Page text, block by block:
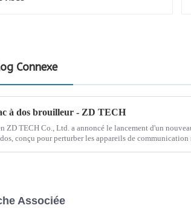
Connexe
à dos brouilleur - ZD TECH
ZD TECH Co., Ltd. a annoncé le lancement d'un
dos, conçu pour perturber les appareils de communication
Associée